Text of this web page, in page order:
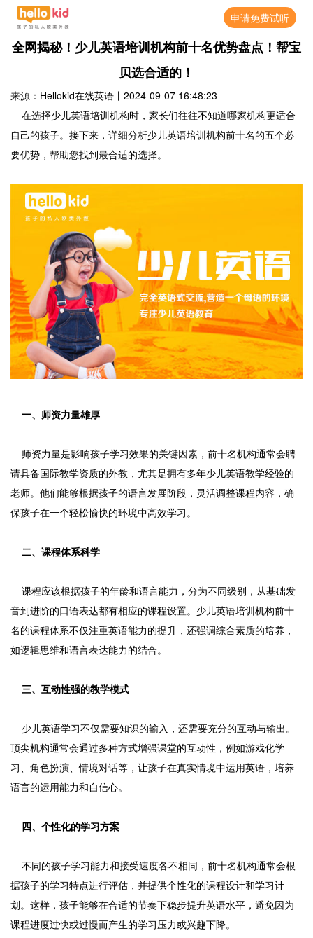
申请免费试听
全网揭秘！少儿英语培训机构前十名优势盘点！帮宝
贝选合适的！
来源：Hellokid在线英语 丨 2024-09-07 16:48:23
在选择少儿英语培训机构时，家长们往往不知道哪家机构更适合
自己的孩子。接下来，详细分析少儿英语培训机构前十名的五个必
要优势，帮助您找到最合适的选择。
一、师资力量雄厚
师资力量是影响孩子学习效果的关键因素，前十名机构通常会聘
请具备国际教学资质的外教，尤其是拥有多年少儿英语教学经验的
老师。他们能够根据孩子的语言发展阶段，灵活调整课程内容，确
保孩子在一个轻松愉快的环境中高效学习。
二、课程体系科学
课程应该根据孩子的年龄和语言能力，分为不同级别，从基础发
音到进阶的口语表达都有相应的课程设置。少儿英语培训机构前十
名的课程体系不仅注重英语能力的提升，还强调综合素质的培养，
如逻辑思维和语言表达能力的结合。
三、互动性强的教学模式
少儿英语学习不仅需要知识的输入，还需要充分的互动与输出。
顶尖机构通常会通过多种方式增强课堂的互动性，例如游戏化学
习、角色扮演、情境对话等，让孩子在真实情境中运用英语，培养
语言的运用能力和自信心。
四、个性化的学习方案
不同的孩子学习能力和接受速度各不相同，前十名机构通常会根
据孩子的学习特点进行评估，并提供个性化的课程设计和学习计
划。这样，孩子能够在合适的节奏下稳步提升英语水平，避免因为
课程进度过快或过慢而产生的学习压力或兴趣下降。